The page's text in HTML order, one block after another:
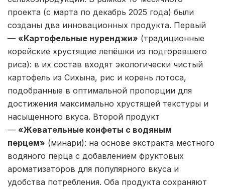
проекта (с марта по декабрь 2025 года) были
созданы два инновационных продукта. Первый
— «Картофельные нуренджи» (традиционные
корейские хрустящие лепёшки из подгоревшего
риса): в их состав входят экологически чистый
картофель из Сихына, рис и корень лотоса,
подобранные в оптимальной пропорции для
достижения максимально хрустящей текстуры и
насыщенного вкуса. Второй продукт
— «Жевательные конфеты с водяным
перцем» (минари): на основе экстракта местного
водяного перца с добавлением фруктовых
ароматизаторов для популярного вкуса и
удобства потребления. Оба продукта сохраняют